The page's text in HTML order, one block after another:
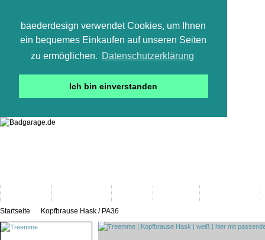
baederdesign verwendet Cookies, um Ihnen
ein bequemes Einkaufen auf unseren Seiten
zu ermöglichen. Datenschutzerklärung
Ich bin einverstanden
Startseite Kopfbrause Hask / PA36